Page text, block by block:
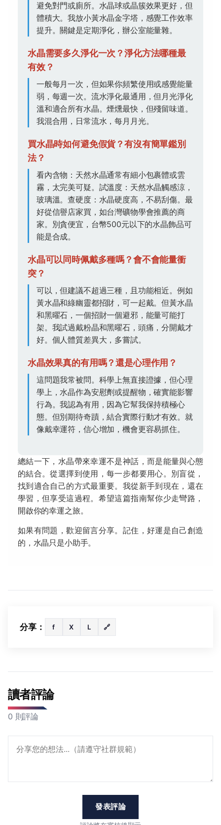
避免對門或廁所。水晶球或晶簇效果更好，但
體積大。我放小黃水晶金字塔，感覺工作效率
提升。關鍵是定期淨化，辦公室能量雜。
水晶需要多久淨化一次？淨化方法哪種最
有效？
一般每月一次，但如果你頻繁使用或感覺能量
弱，每週一次。流水淨化最通用，但月光淨化
溫和適合所有水晶。煙燻最快，但殘留味道。
我混合用，日常流水，每月月光。
買水晶時如何避免假貨？有沒有簡單鑑別
法？
看內含物：天然水晶通常有細小包裹體或雲
霧，太完美可疑。試溫度：天然水晶觸感涼，
玻璃溫。查硬度：水晶硬度高，不易刮傷。最
好從信譽店家買，如台灣礦物學會推薦的商
家。別貪便宜，台幣500元以下的水晶飾品可
能是合成。
水晶可以同時佩戴多種嗎？會不會能量衝
突？
可以，但建議不超過三種，且功能相近。例如
黃水晶和綠幽靈都招財，可一起戴。但黃水晶
和黑曜石，一個招財一個避邪，能量可能打
架。我試過戴粉晶和黑曜石，頭痛，分開戴才
好。個人體質差異大，多嘗試。
水晶效果真的有用嗎？還是心理作用？
這問題我常被問。科學上無直接證據，但心理
學上，水晶作為安慰劑或提醒物，確實能影響
行為。我認為有用，因為它幫我保持積極心
態。但別期待奇蹟，結合實際行動才有效。就
像戴幸運符，信心增加，機會更容易抓住。
總結一下，水晶帶來幸運不是神話，而是能量與心態
的結合。從選擇到使用，每一步都要用心。別盲從，
找到適合自己的方式最重要。我從新手到現在，還在
學習，但享受這過程。希望這篇指南幫你少走彎路，
開啟你的幸運之旅。
如果有問題，歡迎留言分享。記住，好運是自己創造
的，水晶只是小助手。
分享： f X L 🔗
讀者評論
0 則評論
發表評論